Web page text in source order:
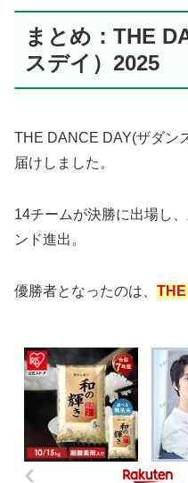
まとめ：THE
スデイ）2025
THE DANCE DAY(ザダン
届けしました。
14チームが決勝に出場し
ンド進出。
優勝者となったのは、